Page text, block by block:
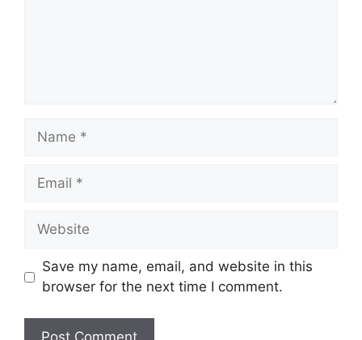
Name
Email
Website
Save my name, email, and website in this
browser for the next time I comment.